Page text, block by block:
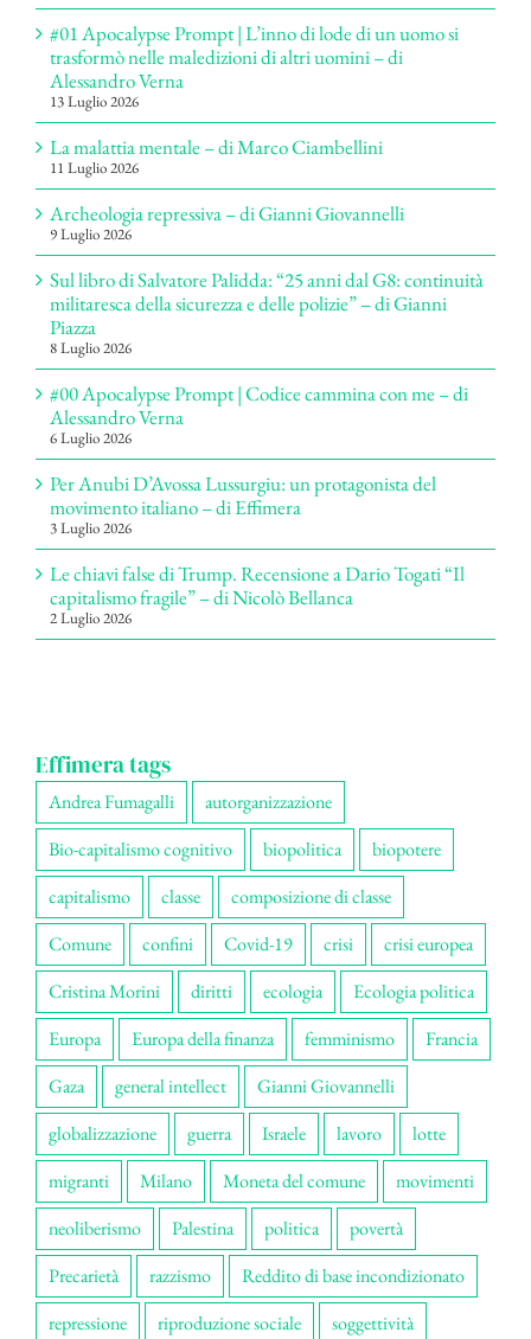
#01 Apocalypse Prompt | L’inno di lode di un uomo si
trasformò nelle maledizioni di altri uomini – di
Alessandro Verna
13 Luglio 2026
La malattia mentale – di Marco Ciambellini
11 Luglio 2026
Archeologia repressiva – di Gianni Giovannelli
9 Luglio 2026
Sul libro di Salvatore Palidda: “25 anni dal G8: continuità
militaresca della sicurezza e delle polizie” – di Gianni
Piazza
8 Luglio 2026
#00 Apocalypse Prompt | Codice cammina con me – di
Alessandro Verna
6 Luglio 2026
Per Anubi D’Avossa Lussurgiu: un protagonista del
movimento italiano – di Effimera
3 Luglio 2026
Le chiavi false di Trump. Recensione a Dario Togati “Il
capitalismo fragile” – di Nicolò Bellanca
2 Luglio 2026
Effimera tags
Andrea Fumagalli
autorganizzazione
Bio-capitalismo cognitivo
biopolitica
biopotere
capitalismo
classe
composizione di classe
Comune
confini Covid-19 crisi
crisi europea
Cristina Morini
diritti ecologia
Ecologia politica
Europa
Europa della finanza femminismo
Francia
Gaza
general intellect
Gianni Giovannelli
globalizzazione
guerra Israele lavoro
lotte
migranti
Milano Moneta del comune
movimenti
neoliberismo
Palestina politica
povertà
Precarietà
razzismo
Reddito di base incondizionato
repressione
riproduzione sociale soggettività